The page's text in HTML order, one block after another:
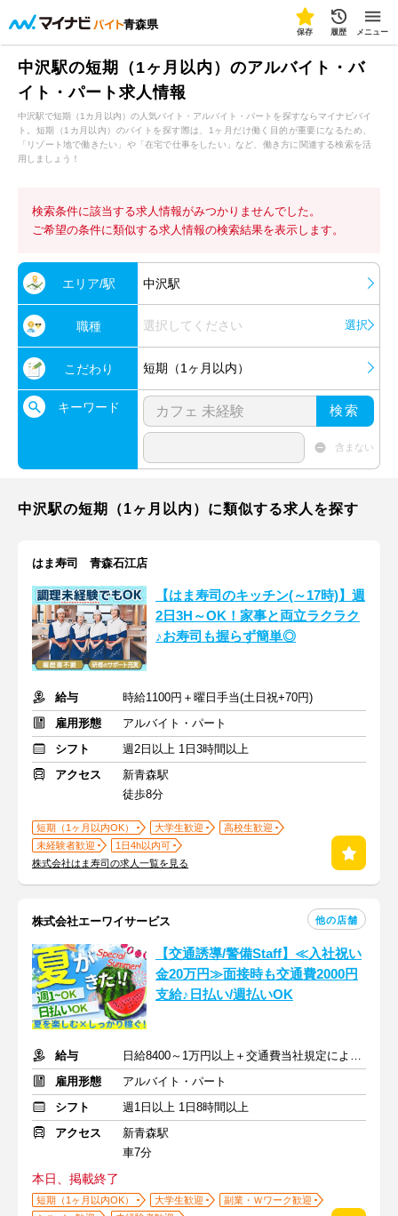
青森県
保存 履歴 メニュー
中沢駅の短期（1ヶ月以内）のアルバイト・バ
イト・パート求人情報
中沢駅で短期（1カ月以内）の人気バイト・アルバイト・パートを探すならマイナビバイ
ト。短期（1カ月以内）のバイトを探す際は、1ヶ月だけ働く目的が重要になるため、
「リゾート地で働きたい」や「在宅で仕事をしたい」など、働き方に関連する検索を活
用しましょう！
検索条件に該当する求人情報がみつかりませんでした。
ご希望の条件に類似する求人情報の検索結果を表示します。
エリア/駅 中沢駅
職種 選択してください 選択
こだわり 短期（1ヶ月以内）
キーワード 検索
含まない
中沢駅の短期（1ヶ月以内）に類似する求人を探す
はま寿司 青森石江店
【はま寿司のキッチン(～17時)】週
2日3H～OK！家事と両立ラクラク
♪お寿司も握らず簡単◎
給与
時給1100円＋曜日手当(土日祝+70円)
雇用形態
アルバイト・パート
シフト
週2日以上 1日3時間以上
アクセス
新青森駅
徒歩8分
短期（1ヶ月以内OK） 大学生歓迎
高校生歓迎
未経験者歓迎
1日4h以内可
株式会社はま寿司の求人一覧を見る
株式会社エーワイサービス 他の店舗
【交通誘導/警備Staff】≪入社祝い
金20万円≫面接時も交通費2000円
支給♪日払い/週払いOK
給与
日給8400～1万円以上＋交通費当社規定により支給
雇用形態
アルバイト・パート
シフト
週1日以上 1日8時間以上
アクセス
新青森駅
車7分
本日、掲載終了
短期（1ヶ月以内OK） 大学生歓迎
副業・Ｗワーク歓迎